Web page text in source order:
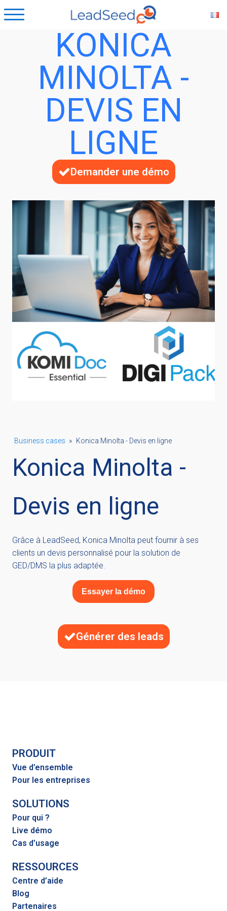
KONICA
MINOLTA -
DEVIS EN
LIGNE
Demander une démo
Business cases » Konica Minolta - Devis en ligne
Konica Minolta -
Devis en ligne
Grâce à LeadSeed, Konica Minolta peut fournir à ses
clients un devis personnalisé pour la solution de
GED/DMS la plus adaptée.
Essayer la démo
Générer des leads
PRODUIT
Vue d’ensemble
Pour les entreprises
SOLUTIONS
Pour qui ?
Live démo
Cas d’usage
RESSOURCES
Centre d’aide
Blog
Partenaires